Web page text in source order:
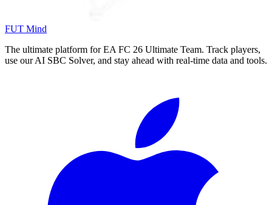
FUT Mind
The ultimate platform for EA FC 26 Ultimate Team. Track players,
use our AI SBC Solver, and stay ahead with real-time data and tools.